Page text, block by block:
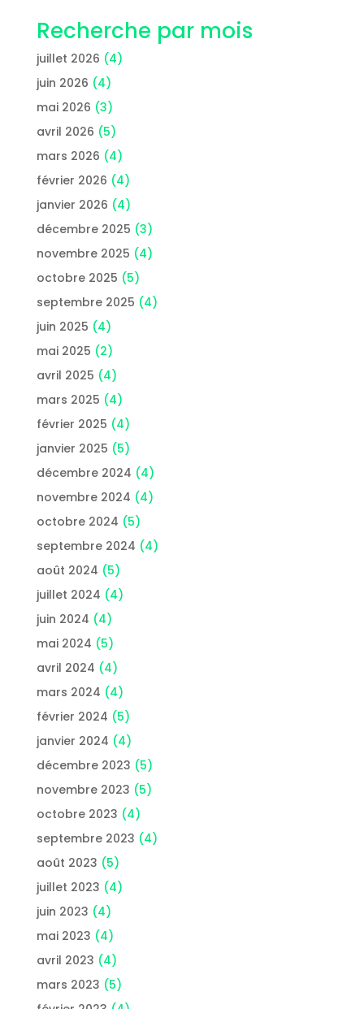
Recherche par mois
juillet 2026 (4)
juin 2026 (4)
mai 2026 (3)
avril 2026 (5)
mars 2026 (4)
février 2026 (4)
janvier 2026 (4)
décembre 2025 (3)
novembre 2025 (4)
octobre 2025 (5)
septembre 2025 (4)
juin 2025 (4)
mai 2025 (2)
avril 2025 (4)
mars 2025 (4)
février 2025 (4)
janvier 2025 (5)
décembre 2024 (4)
novembre 2024 (4)
octobre 2024 (5)
septembre 2024 (4)
août 2024 (5)
juillet 2024 (4)
juin 2024 (4)
mai 2024 (5)
avril 2024 (4)
mars 2024 (4)
février 2024 (5)
janvier 2024 (4)
décembre 2023 (5)
novembre 2023 (5)
octobre 2023 (4)
septembre 2023 (4)
août 2023 (5)
juillet 2023 (4)
juin 2023 (4)
mai 2023 (4)
avril 2023 (4)
mars 2023 (5)